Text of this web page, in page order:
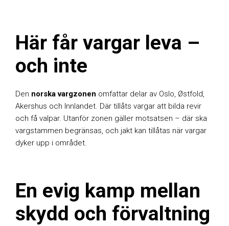
Här får vargar leva –
och inte
Den norska vargzonen omfattar delar av Oslo, Østfold,
Akershus och Innlandet. Där tillåts vargar att bilda revir
och få valpar. Utanför zonen gäller motsatsen – där ska
vargstammen begränsas, och jakt kan tillåtas när vargar
dyker upp i området.
En evig kamp mellan
skydd och förvaltning